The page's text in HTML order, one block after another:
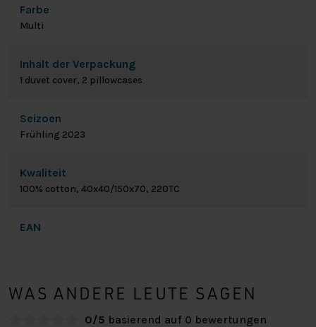
Farbe
Multi
Inhalt der Verpackung
1 duvet cover, 2 pillowcases
Seizoen
Frühling 2023
Kwaliteit
100% cotton, 40x40/150x70, 220TC
EAN
WAS ANDERE LEUTE SAGEN
0/5 basierend auf 0 bewertungen